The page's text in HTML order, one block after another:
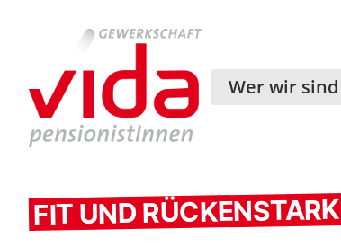
Wer wir
FIT UND